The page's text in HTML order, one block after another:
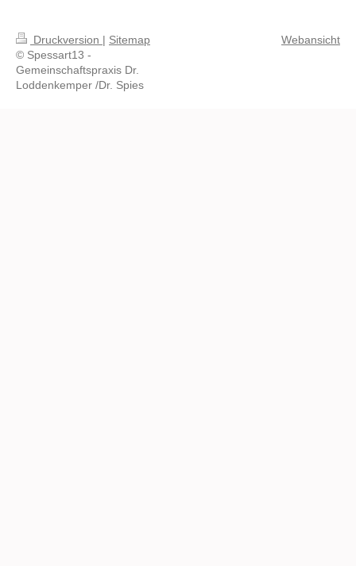
Druckversion | Sitemap
© Spessart13 -
Gemeinschaftspraxis Dr.
Loddenkemper /Dr. Spies
Webansicht